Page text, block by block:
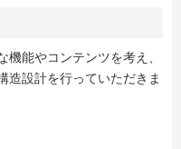
能やコンテンツを考え、
造設計を行っていただきま